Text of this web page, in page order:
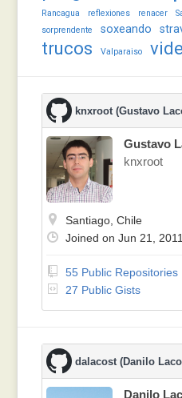
Rancagua reflexiones renacer
sorprendente soxeando
trucos Valparaiso
knxroot (Gustavo
Gustavo
knxroot
Santiago, Chile
Joined on Jun 21, 2011
55 Public Repositories
27 Public Gists
dalacost (Danilo
Danilo